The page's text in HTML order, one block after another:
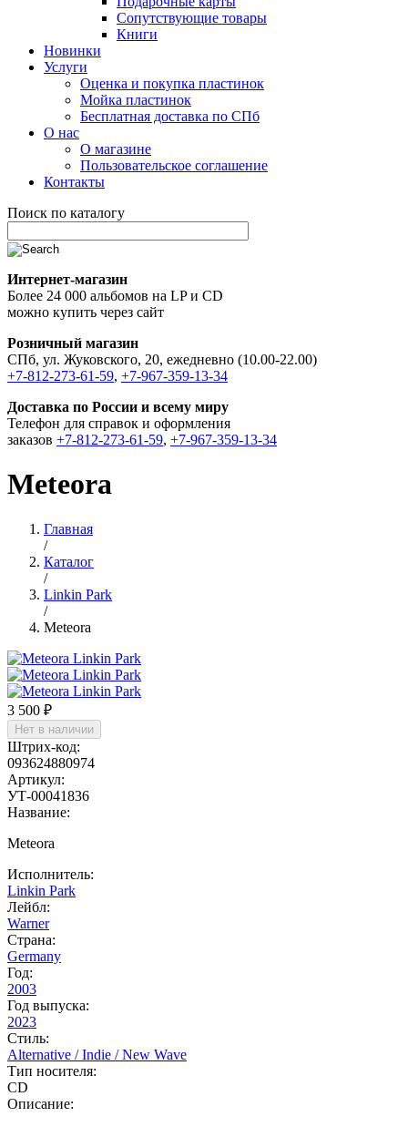
Сопутствующие товары
Книги
Новинки
Услуги
Оценка и покупка пластинок
Мойка пластинок
Бесплатная доставка по СПб
О нас
О магазине
Пользовательское соглашение
Контакты
Поиск по каталогу
Интернет-магазин
Более 24 000 альбомов на LP и CD
можно купить через сайт
Розничный магазин
СПб, ул. Жуковского, 20, ежедневно (10.00-22.00)
+7-812-273-61-59, +7-967-359-13-34
Доставка по России и всему миру
Телефон для справок и оформления
заказов +7-812-273-61-59, +7-967-359-13-34
Meteora
Главная
/
Каталог
/
Linkin Park
/
Meteora
3 500 ₽
Нет в наличии
Штрих-код:
093624880974
Артикул:
УТ-00041836
Название:
Meteora
Исполнитель:
Linkin Park
Лейбл:
Warner
Страна:
Germany
Год:
2003
Год выпуска:
2023
Стиль:
Alternative / Indie / New Wave
Тип носителя:
CD
Описание: